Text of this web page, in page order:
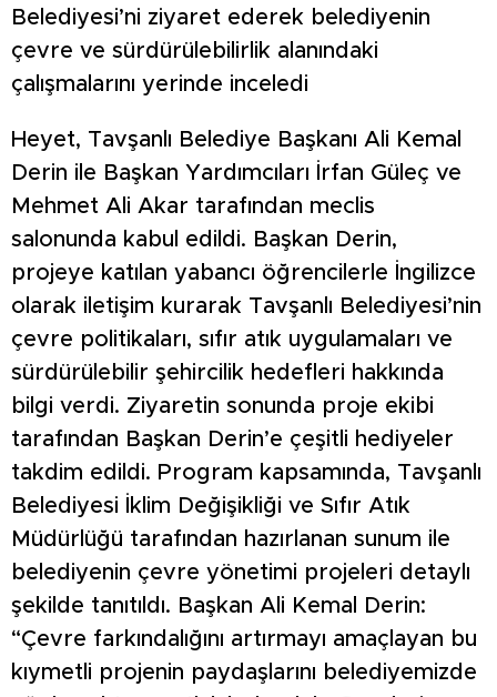
Belediyesi’ni ziyaret ederek belediyenin
çevre ve sürdürülebilirlik alanındaki
çalışmalarını yerinde inceledi
Heyet, Tavşanlı Belediye Başkanı Ali Kemal
Derin ile Başkan Yardımcıları İrfan Güleç ve
Mehmet Ali Akar tarafından meclis
salonunda kabul edildi. Başkan Derin,
projeye katılan yabancı öğrencilerle İngilizce
olarak iletişim kurarak Tavşanlı Belediyesi’nin
çevre politikaları, sıfır atık uygulamaları ve
sürdürülebilir şehircilik hedefleri hakkında
bilgi verdi. Ziyaretin sonunda proje ekibi
tarafından Başkan Derin’e çeşitli hediyeler
takdim edildi. Program kapsamında, Tavşanlı
Belediyesi İklim Değişikliği ve Sıfır Atık
Müdürlüğü tarafından hazırlanan sunum ile
belediyenin çevre yönetimi projeleri detaylı
şekilde tanıtıldı. Başkan Ali Kemal Derin:
“Çevre farkındalığını artırmayı amaçlayan bu
kıymetli projenin paydaşlarını belediyemizde